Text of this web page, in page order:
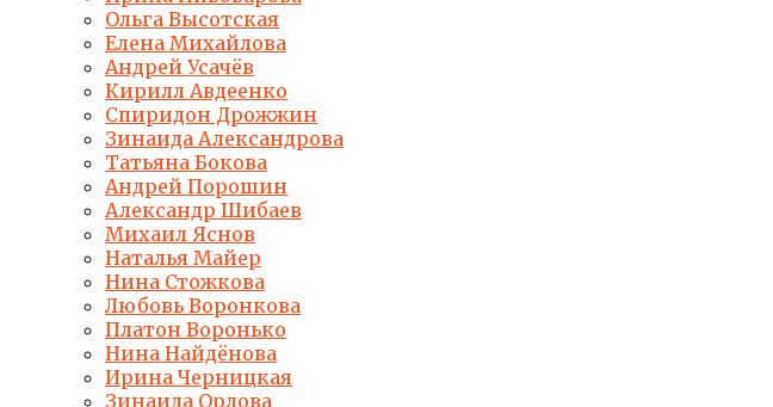
Ольга Высотская
Елена Михайлова
Андрей Усачёв
Кирилл Авдеенко
Спиридон Дрожжин
Зинаида Александрова
Татьяна Бокова
Андрей Порошин
Александр Шибаев
Михаил Яснов
Наталья Майер
Нина Стожкова
Любовь Воронкова
Платон Воронько
Нина Найдёнова
Ирина Черницкая
Зинаида Орлова